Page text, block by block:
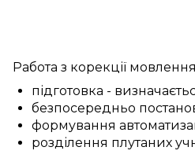
Работа з корекції мовлення
підготовка -
безпосередньо
формування
розділення плутаних